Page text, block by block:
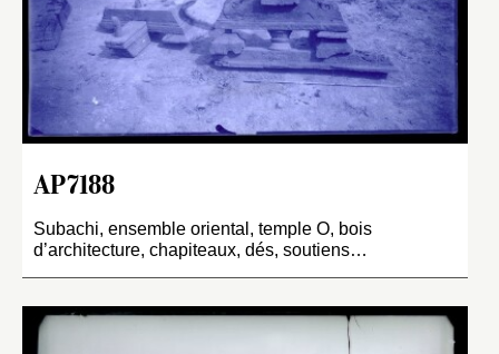
AP7188
Subachi, ensemble oriental, temple O, bois
d’architecture, chapiteaux, dés, soutiens…